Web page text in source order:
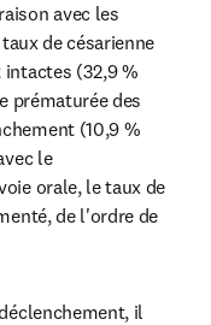
avec les
de césarienne
(32,9 %
prématurée des
(10,9 %
le
orale, le taux de
de l'ordre de
il